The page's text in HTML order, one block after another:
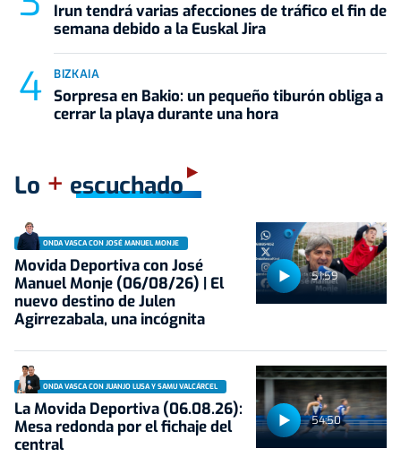
Irun tendrá varias afecciones de tráfico el fin de
semana debido a la Euskal Jira
BIZKAIA
Sorpresa en Bakio: un pequeño tiburón obliga a
cerrar la playa durante una hora
Lo + escuchado
51:59
ONDA VASCA CON JOSÉ MANUEL MONJE
Movida Deportiva con José
Manuel Monje (06/08/26) | El
nuevo destino de Julen
Agirrezabala, una incógnita
54:50
ONDA VASCA CON JUANJO LUSA Y SAMU VALCÁRCEL
La Movida Deportiva (06.08.26):
Mesa redonda por el fichaje del
central